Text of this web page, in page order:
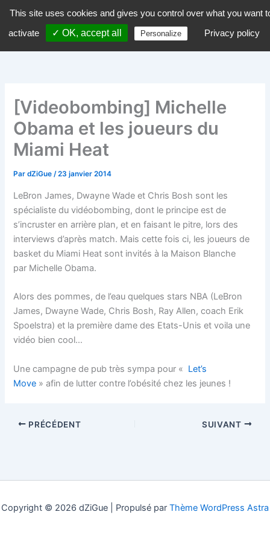
contenu
dZiGue
[Videobombing] Michelle
Obama et les joueurs du
Miami Heat
PardZiGue/23 janvier 2014
LeBron James, Dwayne Wade et Chris Bosh sont les
spécialiste du vidéobombing, dont le principe est de
s’incruster en arrière plan, et en faisant le pitre, lors des
interviews d’après match. Mais cette fois ci, les joueurs de
basket du Miami Heat sont invités à la Maison Blanche
par Michelle Obama.
Alors des pommes, de l’eau quelques stars NBA (LeBron
James, Dwayne Wade, Chris Bosh, Ray Allen, coach Erik
Spoelstra) et la première dame des Etats-Unis et voila une
vidéo bien cool…
Une campagne de pub très sympa pour « Let’s
Move » afin de lutter contre l’obésité chez les jeunes !
PRÉCÉDENT SUIVANT
Copyright © 2026 dZiGue | Propulsé par Thème WordPress Astra
This site uses cookies and gives you control over what you want
activate
✓ OK, accept all Personalize Privacy policy